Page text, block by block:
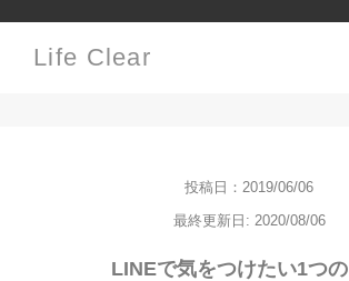
Life Clear
投稿日：2019/06/06
最終更新日: 2020/08/06
LINEで気をつけたい1つ